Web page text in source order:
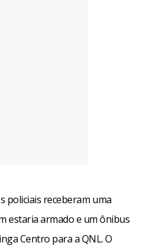
policiais receberam uma
estaria armado e um ônibus
Centro para a QNL. O